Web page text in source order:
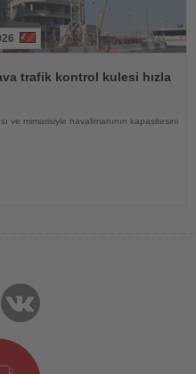
trafik kontrol kulesi hızla
ve mimarisiyle havalimanının kapasitesini